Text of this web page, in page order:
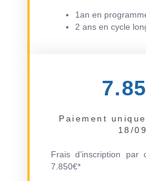
1an en
2 ans en cycle
Paiement
18/09
Frais d’inscription
7.850€*